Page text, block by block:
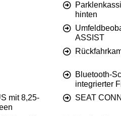
hinten
ASSIST
Bluetooth-
integrierter
mit 8,25-
SEAT